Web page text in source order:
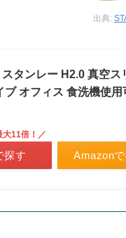
出典:
タンレー H2.0 真空
ブ オフィス 食洗機使用
Amazon
大11倍！／
探す